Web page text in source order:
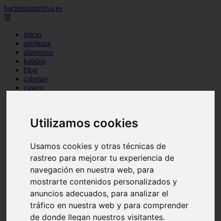
Utilizamos cookies
Usamos cookies y otras técnicas de
rastreo para mejorar tu experiencia de
navegación en nuestra web, para
mostrarte contenidos personalizados y
anuncios adecuados, para analizar el
tráfico en nuestra web y para comprender
de donde llegan nuestros visitantes.
bacterianutritiva.es
☰
Inicio
adelgaza
alimentos
batidos
blog
calorias
casero
dormir
es_es
gluten
hierro
magnesio
mejor
mujer
queso